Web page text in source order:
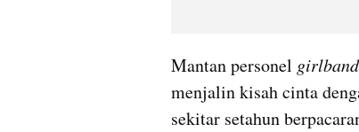
Mantan personel girlband
menjalin kisah cinta
sekitar setahun